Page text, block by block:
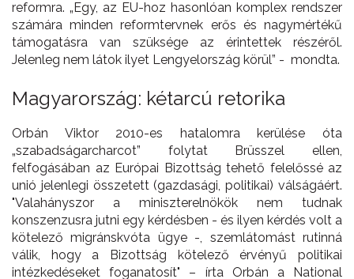
reformra. „Egy, az EU-hoz hasonlóan komplex rendszer
számára minden reformtervnek erős és nagymértékű
támogatásra van szüksége az érintettek részéről.
Jelenleg nem látok ilyet Lengyelország körül” - mondta.
Magyarország: kétarcú retorika
Orbán Viktor 2010-es hatalomra kerülése óta
„szabadságarcharcot” folytat Brüsszel ellen,
felfogásában az Európai Bizottság tehető felelőssé az
unió jelenlegi összetett (gazdasági, politikai) válságáért.
"Valahányszor a miniszterelnökök nem tudnak
konszenzusra jutni egy kérdésben - és ilyen kérdés volt a
kötelező migránskvóta ügye -, szemlátomást rutinná
válik, hogy a Bizottság kötelező érvényű politikai
intézkedéseket foganatosít" – írta Orbán a National